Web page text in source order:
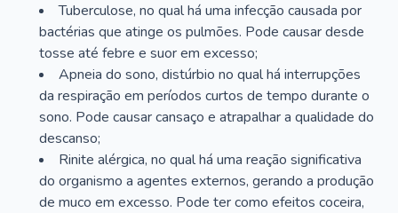
Tuberculose, no qual há uma infecção causada por
bactérias que atinge os pulmões. Pode causar desde
tosse até febre e suor em excesso;
Apneia do sono, distúrbio no qual há interrupções
da respiração em períodos curtos de tempo durante o
sono. Pode causar cansaço e atrapalhar a qualidade do
descanso;
Rinite alérgica, no qual há uma reação significativa
do organismo a agentes externos, gerando a produção
de muco em excesso. Pode ter como efeitos coceira,